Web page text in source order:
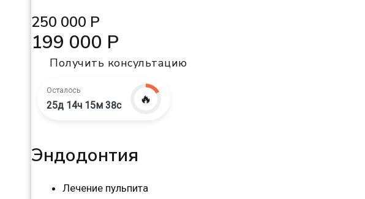
250 000 Р
199 000 Р
Получить консультацию
Осталось
25д 14ч 15м 37с 🔥
Эндодонтия
Лечение пульпита